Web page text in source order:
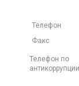
Телефон
Факс
Телефон по
антикоррупции